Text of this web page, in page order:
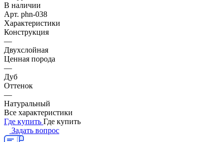
В наличии
Арт. phn-038
Характеристики
Конструкция
—
Двухслойная
Ценная порода
—
Дуб
Оттенок
—
Натуральный
Все характеристики
Где купить Где купить
Задать вопрос